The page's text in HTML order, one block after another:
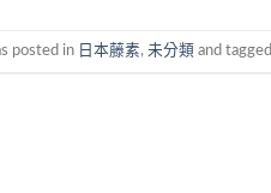
posted in 日本藤素,未分類 and